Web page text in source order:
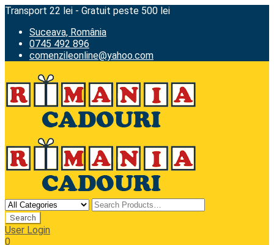
Transport 22 lei - Gratuit peste 500 lei
Suceava, România
0745 492 896
comenzileonline@yahoo.com
User Login
0